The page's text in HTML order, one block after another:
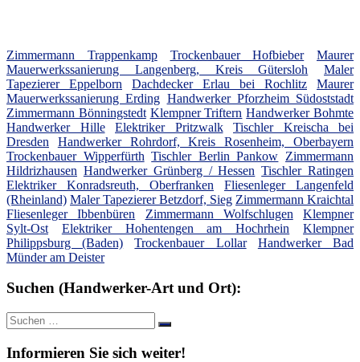
Zimmermann Trappenkamp Trockenbauer Hofbieber
Maurer
Mauerwerkssanierung Langenberg, Kreis Gütersloh
Maler
Tapezierer Eppelborn
Dachdecker Erlau bei Rochlitz
Maurer
Mauerwerkssanierung Erding Handwerker Pforzheim Südoststadt
Zimmermann Bönningstedt Klempner Triftern Handwerker Bohmte
Handwerker Hille
Elektriker Pritzwalk
Tischler Kreischa bei
Dresden
Handwerker Rohrdorf, Kreis Rosenheim, Oberbayern
Trockenbauer Wipperfürth Tischler Berlin Pankow Zimmermann
Hildrizhausen Handwerker Grünberg / Hessen Tischler Ratingen
Elektriker Konradsreuth, Oberfranken
Fliesenleger Langenfeld
(Rheinland) Maler Tapezierer Betzdorf, Sieg Zimmermann Kraichtal
Fliesenleger Ibbenbüren
Zimmermann Wolfschlugen
Klempner
Sylt-Ost
Elektriker Hohentengen am Hochrhein
Klempner
Philippsburg (Baden)
Trockenbauer Lollar
Handwerker Bad
Münder am Deister
Suchen (Handwerker-Art und Ort):
Suche
nach:
Suchen
Informieren Sie sich weiter!